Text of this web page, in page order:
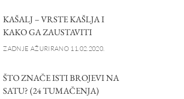
KAŠALJ – VRSTE KAŠLJA I
KAKO GA ZAUSTAVITI
ZADNJE AŽURIRANO 11.02.2020.
ŠTO ZNAČE ISTI BROJEVI NA
SATU? (24 TUMAČENJA)